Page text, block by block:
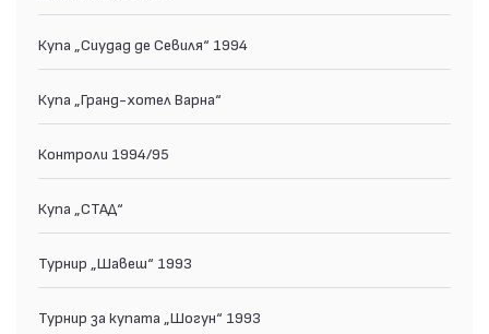
Купа „Сиудад де Севиля“ 1994
Купа „Гранд-хотел Варна“
Контроли 1994/95
Купа „СТАД“
Турнир „Шавеш“ 1993
Турнир за купата „Шогун“ 1993